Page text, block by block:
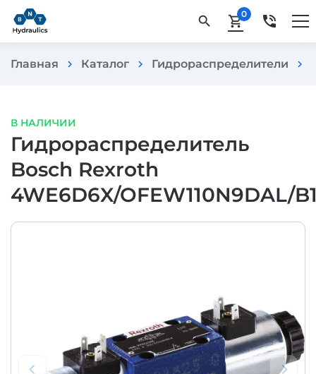
search shopping_cart0 phone_in_talk
Главная chevron_right Каталог chevron_right Гидрораспределители chevron_right
В НАЛИЧИИ
Гидрораспределитель
Bosch Rexroth
4WE6D6X/OFEW110N9DAL/